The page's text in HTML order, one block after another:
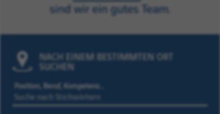
NACH EINEM BESTIMMTEN ORT
SUCHEN
Position, Beruf, Kompetenz…